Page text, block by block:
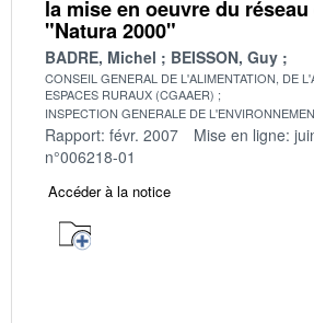
la mise en oeuvre du
"Natura 2000"
BADRE, Michel BEISSON, Guy
CONSEIL GENERAL DE L'ALIMENTATION, DE
ESPACES RURAUX (CGAAER)
INSPECTION GENERALE DE
Rapport: févr. 2007 Mise en ligne:
n°006218-01
Accéder à la notice